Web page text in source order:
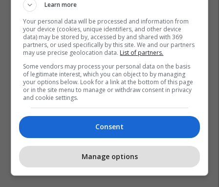
biznesit #15796
Pro Real Estate
Learn more
Your personal data will be processed and information from
your device (cookies, unique identifiers, and other device
data) may be stored by, accessed by and shared with 369
partners, or used specifically by this site. We and our partners
may use precise geolocation data. List of partners.
Some vendors may process your personal data on the basis
of legitimate interest, which you can object to by managing
your options below. Look for a link at the bottom of this page
or in the site menu to manage or withdraw consent in privacy
and cookie settings.
Consent
Manage options